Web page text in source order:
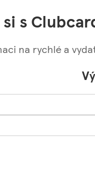
s
na rychlé a